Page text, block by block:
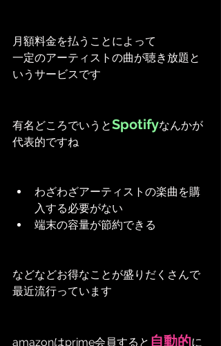
月額料金を払うことによって
一定のアーティストの曲が聴き放題と
いうサービスです
有名どころでいうとSpotifyなんかが
代表的ですね
わざわざアーティストの楽曲を購
入する必要がない
端末の容量が節約できる
などなどお得なことが盛りだくさんで
最近流行っています
amazonはprime会員すると 自動的に